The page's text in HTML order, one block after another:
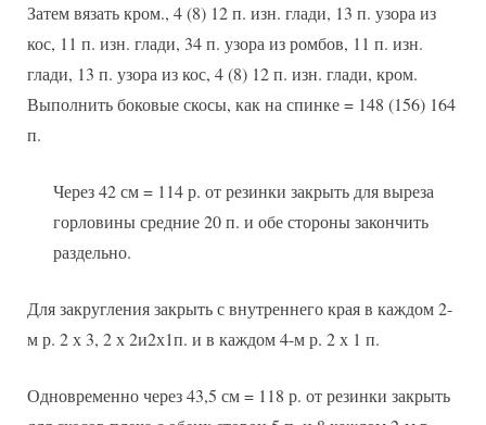
Затем вязать кром., 4 (8) 12 п. изн. глади, 13 п. узора из
кос, 11 п. изн. глади, 34 п. узора из ромбов, 11 п. изн.
глади, 13 п. узора из кос, 4 (8) 12 п. изн. глади, кром.
Выполнить боковые скосы, как на спинке = 148 (156) 164
п.
Через 42 см = 114 р. от резинки закрыть для выреза
горловины средние 20 п. и обе стороны закончить
раздельно.
Для закругления закрыть с внутреннего края в каждом 2-
м р. 2 х 3, 2 х 2и2х1п. и в каждом 4-м р. 2 х 1 п.
Одновременно через 43,5 см = 118 р. от резинки закрыть